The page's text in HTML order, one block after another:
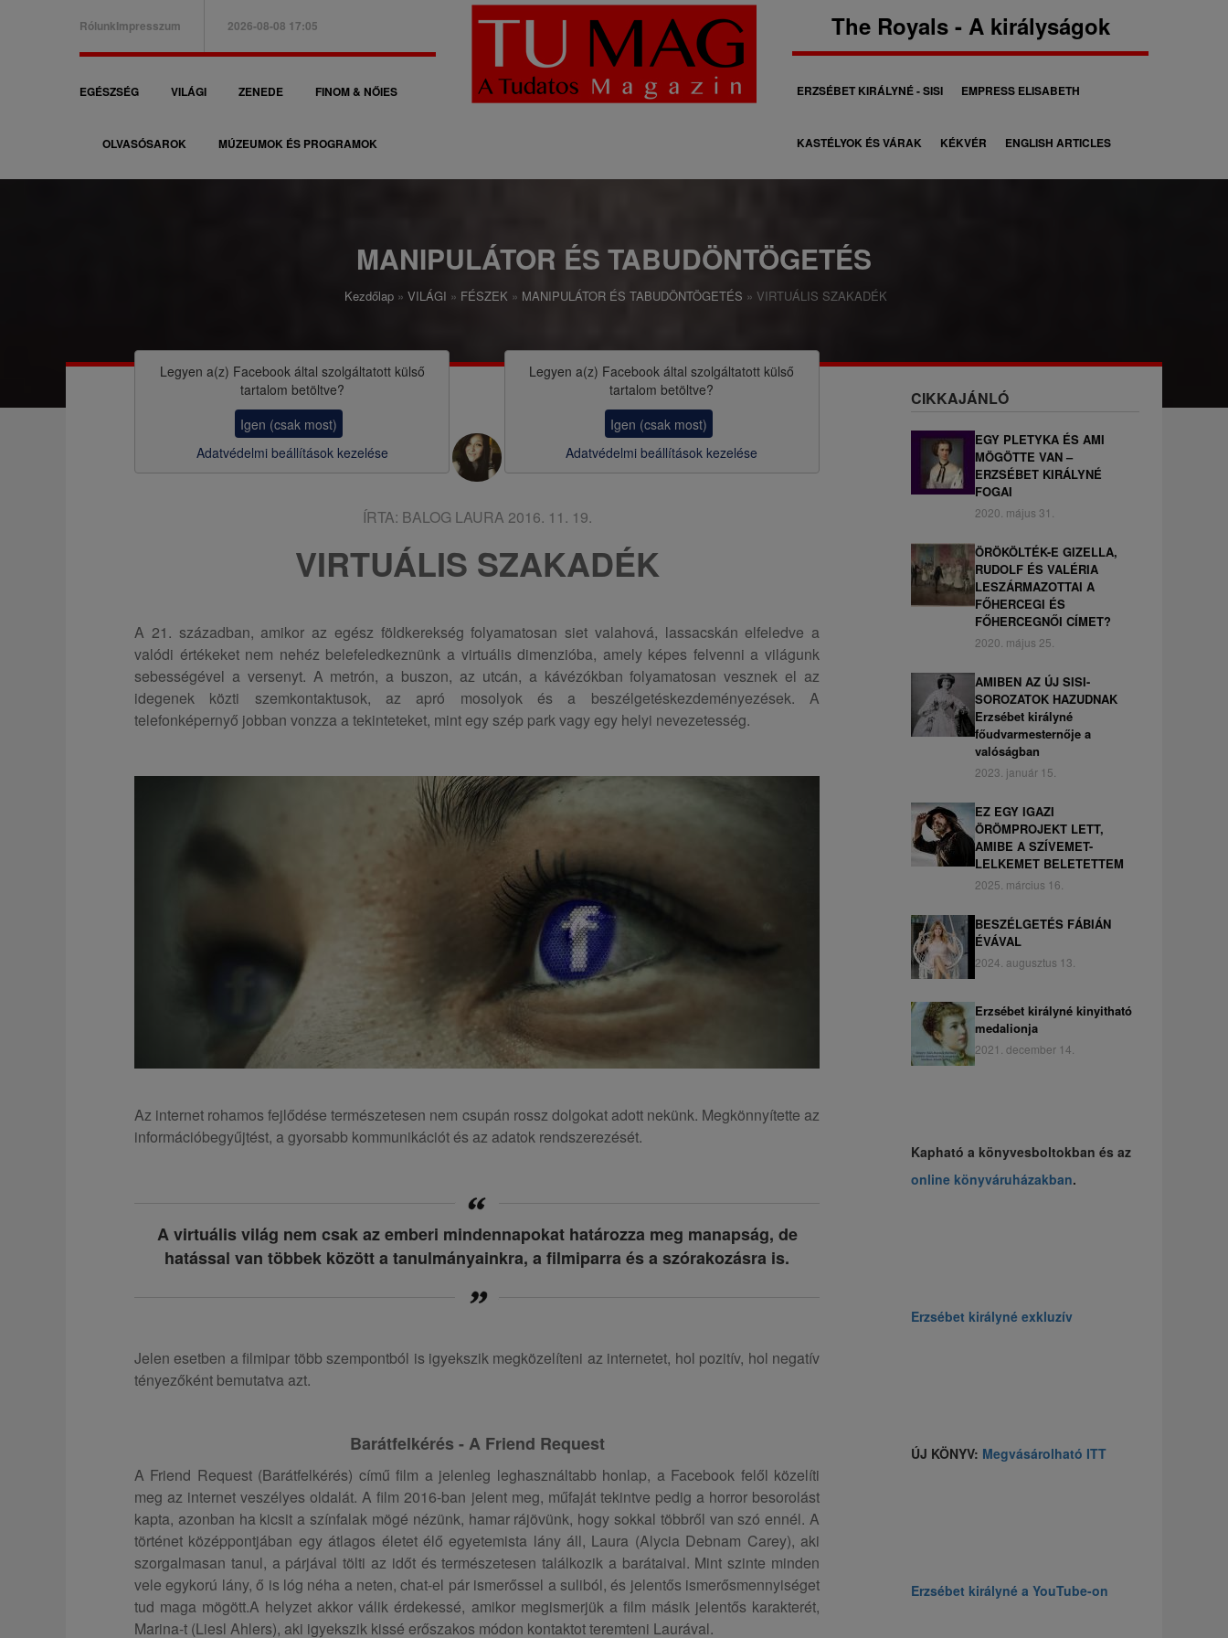
B
a
e
n
RólunkImpresszum 2026-08-08 17:05
F
a
i
EGÉSZSÉG VILÁGI ZENEDE FINOM & NŐIES
OLVASÓSAROK MÚZEUMOK ÉS PROGRAMOK
The Royals - A királyságok
M
á
s
o
l
a
g
o
s
ó
ERZSÉBET KIRÁLYNÉ - SISI EMPRESS ELISABETH
KASTÉLYOK ÉS VÁRAK KÉKVÉR ENGLISH ARTICLES
MANIPULÁTOR ÉS TABUDÖNTÖGETÉS
z
Kezdőlap VILÁGI FÉSZEK MANIPULÁTOR ÉS TABUDÖNTÖGETÉS VIRTUÁLIS SZAKADÉK
Legyen a(z) Facebookáltal szolgáltatott külső
tartalom betöltve?
Igen (csak most)
Adatvédelmi beállítások kezelése
Legyen a(z) Facebook által szolgáltatott külső
tartalom betöltve?
Igen (csak most)
Adatvédelmi beállítások kezelése
ÍRTA: BALOG LAURA 2016. 11. 19.
VIRTUÁLIS SZAKADÉK
A 21. században, amikor az egész földkerekség folyamatosan siet valahová, lassacskán elfeledve a
valódi értékeket nem nehéz belefeledkeznünk a virtuális dimenzióba, amely képes felvenni a világunk
sebességével a versenyt. A metrón, a buszon, az utcán, a kávézókban folyamatosan vesznek el az
idegenek közti szemkontaktusok, az apró mosolyok és a beszélgetéskezdeményezések. A
telefonképernyő jobban vonzza a tekinteteket, mint egy szép park vagy egy helyi nevezetesség.
Az internet rohamos fejlődése természetesen nem csupán rossz dolgokat adott nekünk. Megkönnyítette az
információbegyűjtést, a gyorsabb kommunikációt és az adatok rendszerezését.
A virtuális világ nem csak az emberi mindennapokat határozza meg manapság, de
hatással van többek között a tanulmányainkra, a filmiparra és a szórakozásra is.
Jelen esetben a filmipar több szempontból is igyekszik megközelíteni az internetet, hol pozitív, hol negatív
tényezőként bemutatva azt.
Barátfelkérés - A Friend Request
A Friend Request (Barátfelkérés) című film a jelenleg leghasználtabb honlap, a Facebook felől közelíti
meg az internet veszélyes oldalát. A film 2016-ban jelent meg, műfaját tekintve pedig a horror besorolást
kapta, azonban ha kicsit a színfalak mögé nézünk, hamar rájövünk, hogy sokkal többről van szó ennél. A
történet középpontjában egy átlagos életet élő egyetemista lány áll, Laura (Alycia Debnam Carey), aki
szorgalmasan tanul, a párjával tölti az időt és természetesen találkozik a barátaival. Mint szinte minden
vele egykorú lány, ő is lóg néha a neten, chat-el pár ismerőssel a suliból, és jelentős ismerősmennyiséget
tud maga mögött.A helyzet akkor válik érdekessé, amikor megismerjük a film másik jelentős karakterét,
Marina-t (Liesl Ahlers), aki igyekszik kissé erőszakos módon kontaktot teremteni Laurával.
CIKKAJÁNLÓ
EGY PLETYKA ÉS AMI
MÖGÖTTE VAN –
ERZSÉBET KIRÁLYNÉ
FOGAI
2020. május 31.
ÖRÖKÖLTÉK-E GIZELLA,
RUDOLF ÉS VALÉRIA
LESZÁRMAZOTTAI A
FŐHERCEGI ÉS
FŐHERCEGNŐI CÍMET?
2020. május 25.
AMIBEN AZ ÚJ SISI-
SOROZATOK HAZUDNAK
Erzsébet királyné
főudvarmesternője a
valóságban
2023. január 15.
EZ EGY IGAZI
ÖRÖMPROJEKT LETT,
AMIBE A SZÍVEMET-
LELKEMET BELETETTEM
2025. március 16.
BESZÉLGETÉS FÁBIÁN
ÉVÁVAL
2024. augusztus 13.
Erzsébet királyné kinyitható
medalionja
2021. december 14.
Kapható a könyvesboltokban és az
online könyváruházakban.
Erzsébet királyné exkluzív
ÚJ KÖNYV: Megvásárolható ITT
Erzsébet királyné a YouTube-on